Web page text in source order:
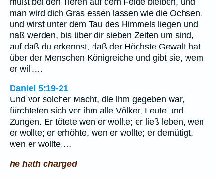
man wird dich Gras essen lassen wie die Ochsen,
und wirst unter dem Tau des Himmels liegen und
naß werden, bis über dir sieben Zeiten um sind,
auf daß du erkennst, daß der Höchste Gewalt hat
über der Menschen Königreiche und gibt sie, wem
er will.…
Daniel 5:19-21
Und vor solcher Macht, die ihm gegeben war,
fürchteten sich vor ihm alle Völker, Leute und
Zungen. Er tötete wen er wollte; er ließ leben, wen
er wollte; er erhöhte, wen er wollte; er demütigt,
wen er wollte.…
he hath charged